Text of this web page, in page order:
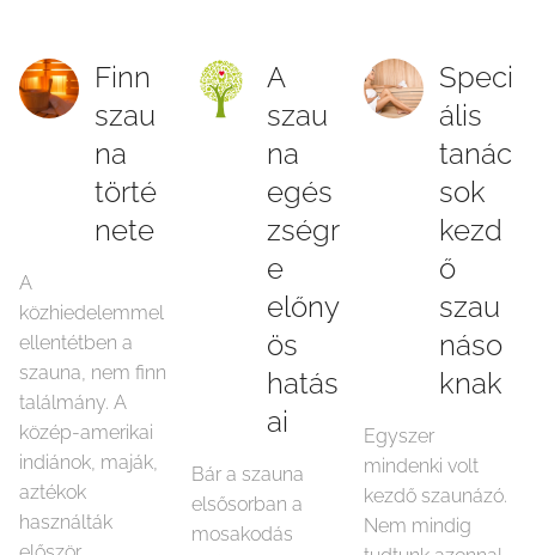
Finn
szau
na
törté
nete
A
közhiedelemmel
ellentétben a
szauna, nem finn
találmány. A
közép-amerikai
indiánok, maják,
aztékok
használták
A
szau
na
egés
zségr
e
előny
ös
hatás
ai
Bár a szauna
elsősorban a
mosakodás
Speci
ális
tanác
sok
kezd
ő
szau
náso
knak
Egyszer
mindenki volt
kezdő szaunázó.
Nem mindig